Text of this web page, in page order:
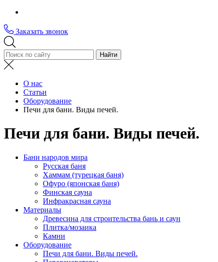
Заказать звонок
О нас
Статьи
Оборудование
Печи для бани. Виды печей.
Печи для бани. Виды печей.
Бани народов мира
Русская баня
Хаммам (турецкая баня)
Офуро (японская баня)
Финская сауна
Инфракрасная сауна
Материалы
Древесина для строительства бань и саун
Плитка/мозаика
Камни
Оборудование
Печи для бани. Виды печей.